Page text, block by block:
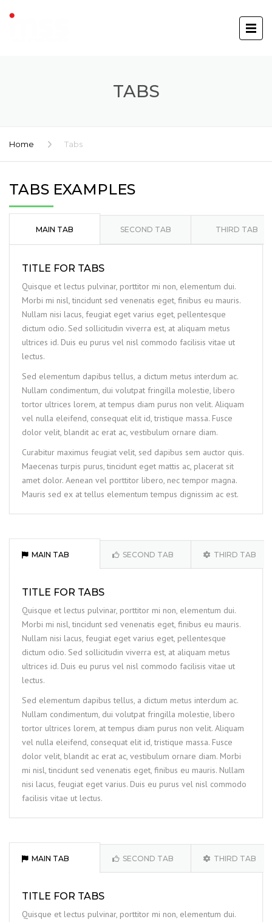
TABS
Home Tabs
TABS EXAMPLES
MAIN TAB SECOND TAB THIRD TAB
TITLE FOR TABS
Quisque et lectus pulvinar, porttitor mi non, elementum dui.
Morbi mi nisl, tincidunt sed venenatis eget, finibus eu mauris.
Nullam nisi lacus, feugiat eget varius eget, pellentesque
dictum odio. Sed sollicitudin viverra est, at aliquam metus
ultrices id. Duis eu purus vel nisl commodo facilisis vitae ut
lectus.
Sed elementum dapibus tellus, a dictum metus interdum ac.
Nullam condimentum, dui volutpat fringilla molestie, libero
tortor ultrices lorem, at tempus diam purus non velit. Aliquam
vel nulla eleifend, consequat elit id, tristique massa. Fusce
dolor velit, blandit ac erat ac, vestibulum ornare diam.
Curabitur maximus feugiat velit, sed dapibus sem auctor quis.
Maecenas turpis purus, tincidunt eget mattis ac, placerat sit
amet dolor. Aenean vel porttitor libero, nec tempor magna.
Mauris sed ex at tellus elementum tempus dignissim ac est.
MAIN TAB SECOND TAB THIRD TAB
TITLE FOR TABS
Quisque et lectus pulvinar, porttitor mi non, elementum dui.
Morbi mi nisl, tincidunt sed venenatis eget, finibus eu mauris.
Nullam nisi lacus, feugiat eget varius eget, pellentesque
dictum odio. Sed sollicitudin viverra est, at aliquam metus
ultrices id. Duis eu purus vel nisl commodo facilisis vitae ut
lectus.
Sed elementum dapibus tellus, a dictum metus interdum ac.
Nullam condimentum, dui volutpat fringilla molestie, libero
tortor ultrices lorem, at tempus diam purus non velit. Aliquam
vel nulla eleifend, consequat elit id, tristique massa. Fusce
dolor velit, blandit ac erat ac, vestibulum ornare diam. Morbi
mi nisl, tincidunt sed venenatis eget, finibus eu mauris. Nullam
nisi lacus, feugiat eget varius. Duis eu purus vel nisl commodo
facilisis vitae ut lectus.
MAIN TAB SECOND TAB THIRD TAB
TITLE FOR TABS
Quisque et lectus pulvinar, porttitor mi non, elementum dui.